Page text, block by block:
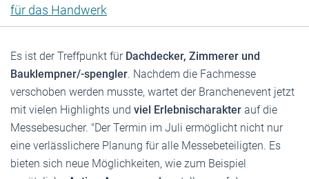
für das Handwerk
Es ist der Treffpunkt für Dachdecker, Zimmerer und
Bauklempner/-spengler. Nachdem die Fachmesse
verschoben werden musste, wartet der Branchenevent jetzt
mit vielen Highlights und viel Erlebnischarakter auf die
Messebesucher. "Der Termin im Juli ermöglicht nicht nur
eine verlässlichere Planung für alle Messebeteiligten. Es
bieten sich neue Möglichkeiten, wie zum Beispiel